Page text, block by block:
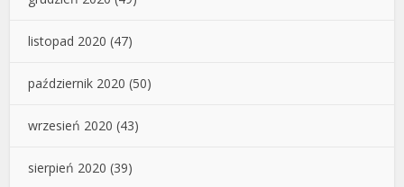
listopad 2020 (47)
październik 2020 (50)
wrzesień 2020 (43)
sierpień 2020 (39)